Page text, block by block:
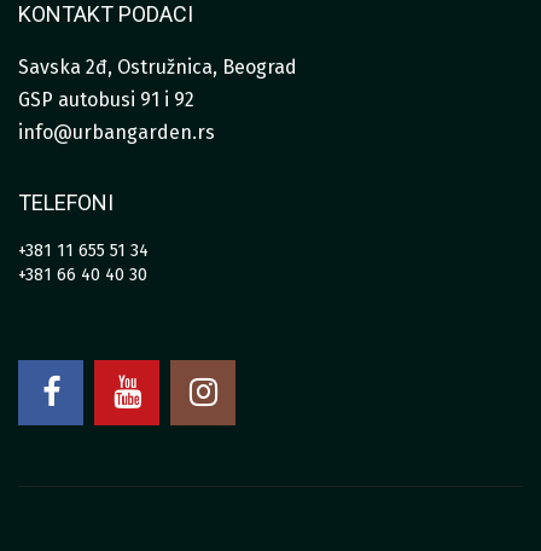
KONTAKT PODACI
Savska 2đ, Ostružnica, Beograd
GSP autobusi 91 i 92
info@urbangarden.rs
TELEFONI
+381 11 655 51 34
+381 66 40 40 30